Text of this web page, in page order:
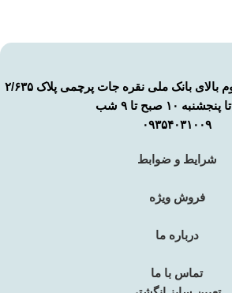
بانک ملی نقره جات پرچمی پلاک ۲/۶۳۵
۱۰ صبح تا ۹ شب
۰۹۳۵۴۰۳۱۰۰۹
شرایط و ضوابط
فروش ویژه
درباره ما
تماس با ما